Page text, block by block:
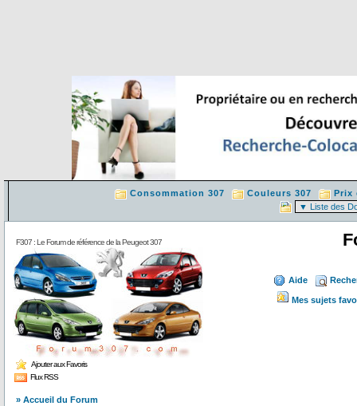
Consommation 307 Couleurs 307 Prix
F307 : Le Forum de référence de la Peugeot 307
Ajouter aux Favoris
Flux RSS
Aide
Mes sujets
» Accueil du Forum